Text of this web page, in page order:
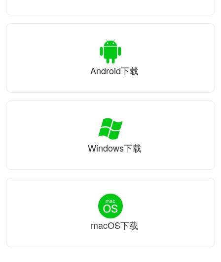
Android下载
Windows下载
macOS下载